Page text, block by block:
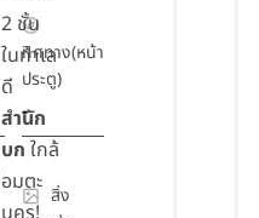
ทิศทาง(หน้า
ประตู)
-
สิ่ง
2 ชั้น
ในทำเล
ดี
สำนัก
บก ใกล้
อมตะ